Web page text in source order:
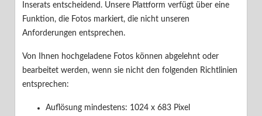
Buchen einer Ferienunterkunft
Ihr Aufenthalt
Ihre Bewertung
Erste Schritte
Inserats entscheidend. Unsere Plattform verfügt über eine
Funktion, die Fotos markiert, die nicht unseren
Anforderungen entsprechen.
Von Ihnen hochgeladene Fotos können abgelehnt oder
bearbeitet werden, wenn sie nicht den folgenden Richtlinien
entsprechen:
Auflösung mindestens: 1024 x 683 Pixel